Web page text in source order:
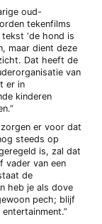
oud-
tekenfilms
‘de hond is
maar dient deze
Dat heeft de
van
er in
kinderen
er voor dat
steeds op
is, zal dat
vader van een
de
heb je als dove
pech; blijf